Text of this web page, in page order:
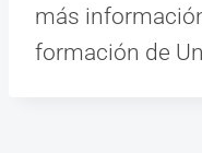
más
formación de